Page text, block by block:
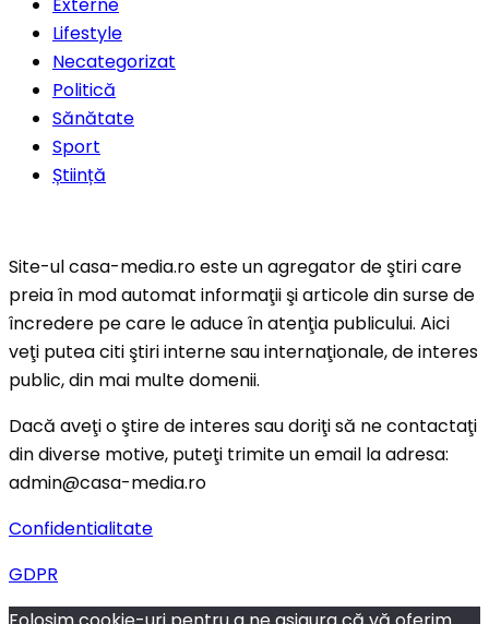
Lifestyle
Necategorizat
Politică
Sănătate
Sport
Știință
Site-ul casa-media.ro este un agregator de ştiri care
preia în mod automat informaţii şi articole din surse de
încredere pe care le aduce în atenţia publicului. Aici
veţi putea citi ştiri interne sau internaţionale, de interes
public, din mai multe domenii.
Dacă aveţi o ştire de interes sau doriţi să ne contactaţi
din diverse motive, puteţi trimite un email la adresa:
admin@casa-media.ro
Confidentialitate
GDPR